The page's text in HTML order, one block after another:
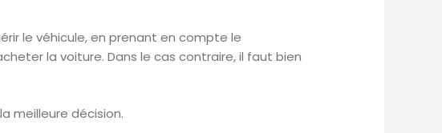
le véhicule, en prenant en compte le
la voiture. Dans le cas contraire, il faut bien
meilleure décision.